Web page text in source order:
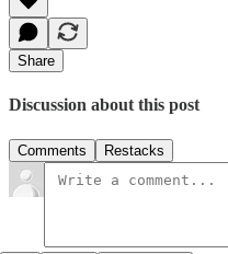
Share
Discussion about this post
Comments Restacks